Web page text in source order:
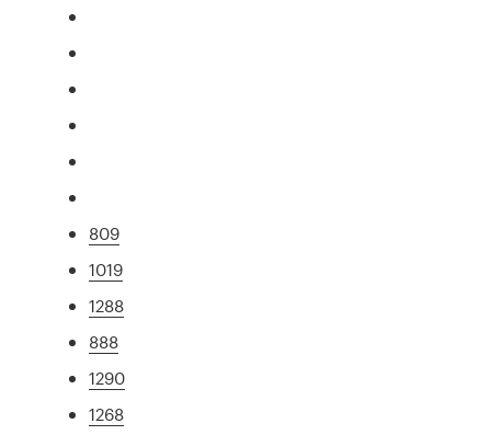
809
1019
1288
888
1290
1268